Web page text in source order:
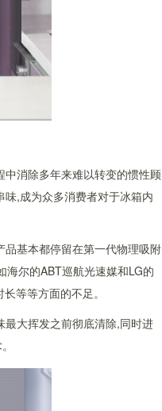
消除多年来难以转变的惯性顾
,成为众多消费者对于冰箱内
基本都停留在第一代物理吸附
尔的ABT巡航光速媒和LG的
等等方面的不足。
大挥发之前彻底清除,同时进